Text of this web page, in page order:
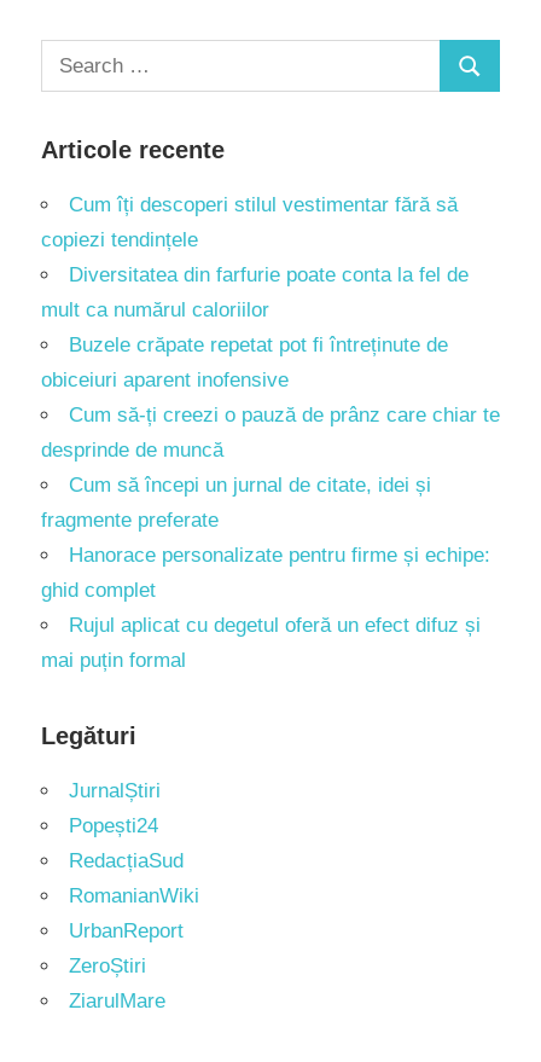
Search
for:
Search
Articole recente
Cum îți descoperi stilul vestimentar fără să
copiezi tendințele
Diversitatea din farfurie poate conta la fel de
mult ca numărul caloriilor
Buzele crăpate repetat pot fi întreținute de
obiceiuri aparent inofensive
Cum să-ți creezi o pauză de prânz care chiar te
desprinde de muncă
Cum să începi un jurnal de citate, idei și
fragmente preferate
Hanorace personalizate pentru firme și echipe:
ghid complet
Rujul aplicat cu degetul oferă un efect difuz și
mai puțin formal
Legături
JurnalȘtiri
Popești24
RedacțiaSud
RomanianWiki
UrbanReport
ZeroȘtiri
ZiarulMare